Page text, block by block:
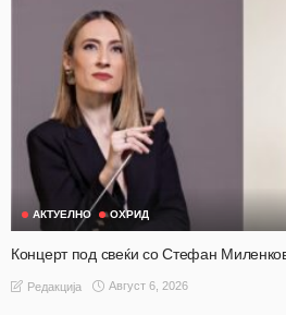
АКТУЕЛНО ОХРИД
Концерт под свеќи со Стефан
Редакција Август 6, 2026